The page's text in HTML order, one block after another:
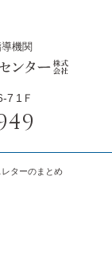
機関
7 1Ｆ
ターのまとめ